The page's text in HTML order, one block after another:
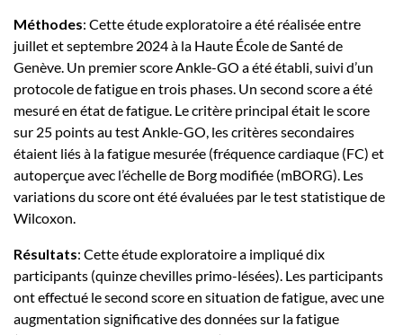
Méthodes: Cette étude exploratoire a été réalisée entre
juillet et septembre 2024 à la Haute École de Santé de
Genève. Un premier score Ankle-GO a été établi, suivi d’un
protocole de fatigue en trois phases. Un second score a été
mesuré en état de fatigue. Le critère principal était le score
sur 25 points au test Ankle-GO, les critères secondaires
étaient liés à la fatigue mesurée (fréquence cardiaque (FC) et
autoperçue avec l’échelle de Borg modifiée (mBORG). Les
variations du score ont été évaluées par le test statistique de
Wilcoxon.
Résultats: Cette étude exploratoire a impliqué dix
participants (quinze chevilles primo-lésées). Les participants
ont effectué le second score en situation de fatigue, avec une
augmentation significative des données sur la fatigue